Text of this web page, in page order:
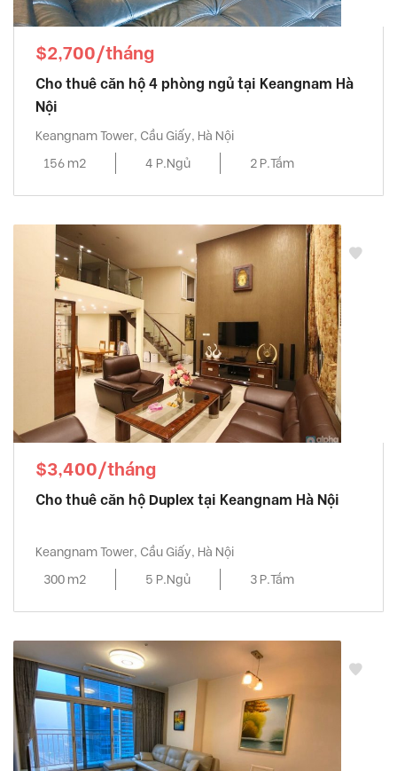
$2,700/tháng
Cho thuê căn hộ 4 phòng ngủ tại Keangnam Hà
Nội
Keangnam Tower, Cầu Giấy, Hà Nội
156 m2
4 P.Ngủ 2 P.Tắm
$3,400/tháng
Cho thuê căn hộ Duplex tại Keangnam Hà Nội
Keangnam Tower, Cầu Giấy, Hà Nội
300 m2
5 P.Ngủ 3 P.Tắm